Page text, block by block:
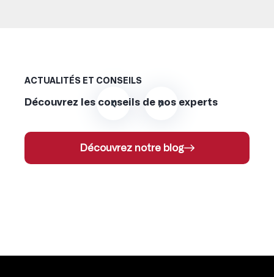
ACTUALITÉS ET CONSEILS
Découvrez les conseils de nos experts
Découvrez notre blog